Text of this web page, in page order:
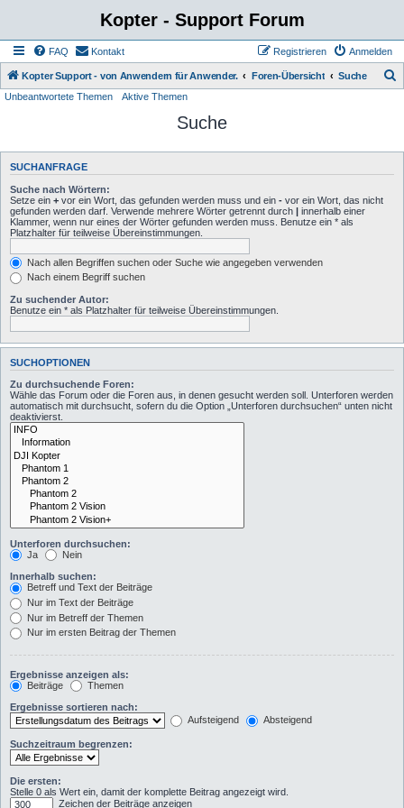
Kopter - Support Forum
FAQ Kontakt Anmelden
Registrieren
Kopter Support - von Anwendern für Anwender. Foren-Übersicht Suche
Unbeantwortete Themen Aktive Themen
Suche
SUCHANFRAGE
Suche nach Wörtern:
Setze ein + vor ein Wort, das gefunden werden muss und ein - vor ein Wort, das nicht
gefunden werden darf. Verwende mehrere Wörter getrennt durch | innerhalb einer
Klammer, wenn nur eines der Wörter gefunden werden muss. Benutze ein * als
Platzhalter für teilweise Übereinstimmungen.
Nach allen Begriffen suchen oder Suche wie angegeben verwenden
Nach einem Begriff suchen
Zu suchender Autor:
Benutze ein * als Platzhalter für teilweise Übereinstimmungen.
SUCHOPTIONEN
Zu durchsuchende Foren:
Wähle das Forum oder die Foren aus, in denen gesucht werden soll. Unterforen werden
automatisch mit durchsucht, sofern du die Option „Unterforen durchsuchen“ unten nicht
deaktivierst.
Unterforen durchsuchen:
Ja
Nein
Innerhalb suchen:
Betreff und Text der Beiträge
Nur im Text der Beiträge
Nur im Betreff der Themen
Nur im ersten Beitrag der Themen
Ergebnisse anzeigen als:
Beiträge
Themen
Ergebnisse sortieren nach:
Aufsteigend
Absteigend
Suchzeitraum begrenzen:
Die ersten:
Stelle 0 als Wert ein, damit der komplette Beitrag angezeigt wird.
Zeichen der Beiträge anzeigen